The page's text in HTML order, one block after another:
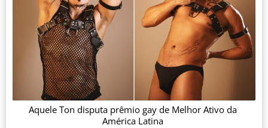
Aquele Ton disputa prêmio gay de Melhor Ativo da
América Latina